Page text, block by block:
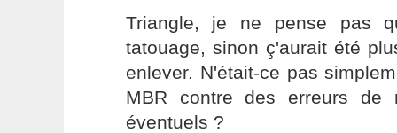
Triangle, je ne pense pas
tatouage, sinon ç'aurait été
enlever. N'était-ce pas
MBR contre des erreurs de
éventuels ?